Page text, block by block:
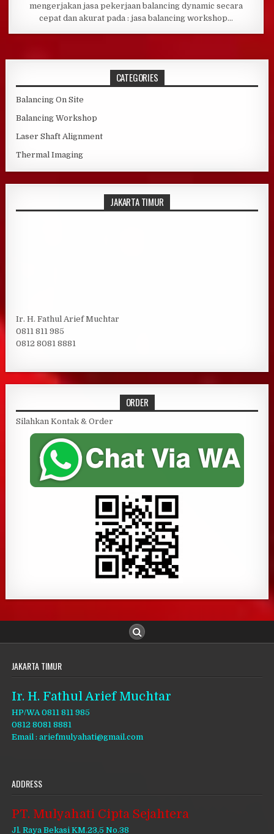
mengerjakan jasa pekerjaan balancing dynamic secara
cepat dan akurat pada : jasa balancing workshop…
CATEGORIES
Balancing On Site
Balancing Workshop
Laser Shaft Alignment
Thermal Imaging
JAKARTA TIMUR
Ir. H. Fathul Arief Muchtar
0811 811 985
0812 8081 8881
ORDER
Silahkan Kontak & Order
JAKARTA TIMUR
Ir. H. Fathul Arief Muchtar
HP/WA 0811 811 985
0812 8081 8881
Email : ariefmulyahati@gmail.com
ADDRESS
PT. Mulyahati Cipta Sejahtera
Jl. Raya Bekasi KM.23,5 No.38